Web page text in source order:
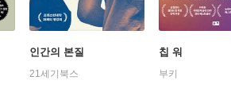
인간의 본질
21세기북스
칩 워
부키